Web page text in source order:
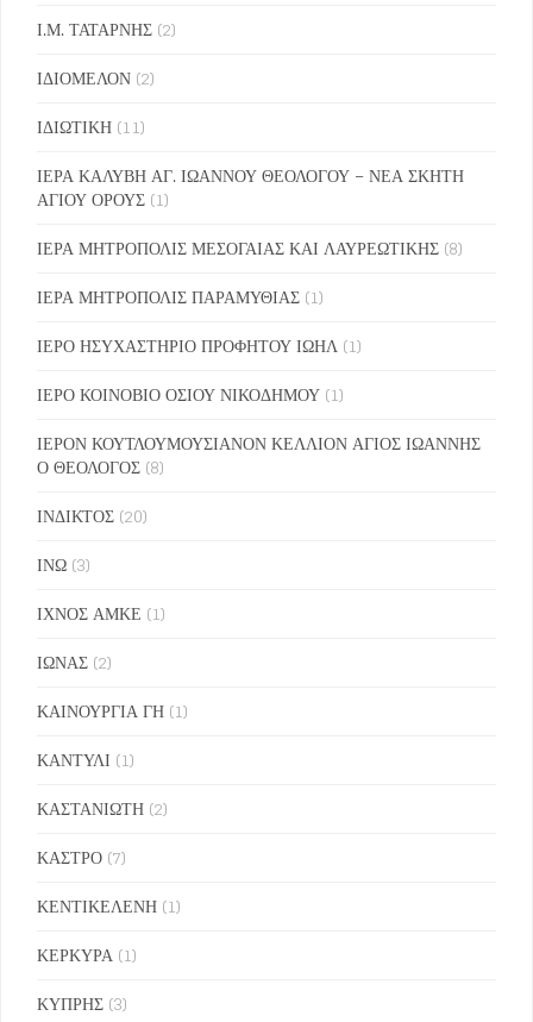
Ι.Μ. ΤΑΤΑΡΝΗΣ (2)
ΙΔΙΟΜΕΛΟΝ (2)
ΙΔΙΩΤΙΚΗ (11)
ΙΕΡΑ ΚΑΛΥΒΗ ΑΓ. ΙΩΑΝΝΟΥ ΘΕΟΛΟΓΟΥ – ΝΕΑ ΣΚΗΤΗ
ΑΓΙΟΥ ΟΡΟΥΣ (1)
ΙΕΡΑ ΜΗΤΡΟΠΟΛΙΣ ΜΕΣΟΓΑΙΑΣ ΚΑΙ ΛΑΥΡΕΩΤΙΚΗΣ (8)
ΙΕΡΑ ΜΗΤΡΟΠΟΛΙΣ ΠΑΡΑΜΥΘΙΑΣ (1)
ΙΕΡΟ ΗΣΥΧΑΣΤΗΡΙΟ ΠΡΟΦΗΤΟΥ ΙΩΗΛ (1)
ΙΕΡΟ ΚΟΙΝΟΒΙΟ ΟΣΙΟΥ ΝΙΚΟΔΗΜΟΥ (1)
ΙΕΡΟΝ ΚΟΥΤΛΟΥΜΟΥΣΙΑΝΟΝ ΚΕΛΛΙΟΝ ΑΓΙΟΣ ΙΩΑΝΝΗΣ
Ο ΘΕΟΛΟΓΟΣ (8)
ΙΝΔΙΚΤΟΣ (20)
ΙΝΩ (3)
ΙΧΝΟΣ ΑΜΚΕ (1)
ΙΩΝΑΣ (2)
ΚΑΙΝΟΥΡΓΙΑ ΓΗ (1)
ΚΑΝΤΥΛΙ (1)
ΚΑΣΤΑΝΙΩΤΗ (2)
ΚΑΣΤΡΟ (7)
ΚΕΝΤΙΚΕΛΕΝΗ (1)
ΚΕΡΚΥΡΑ (1)
ΚΥΠΡΗΣ (3)